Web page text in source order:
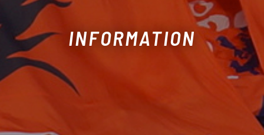
INFORMATION